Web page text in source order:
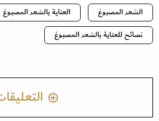
الشعر المصبوغ
العناية بالشعر المصبوغ
نصائح للعناية بالشعر المصبوغ